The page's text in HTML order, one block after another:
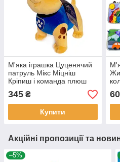
М'яка іграшка Цуценячий
патруль Мікс Міцніш
Кріпиш і команда плюш
Україна 20*8*17см (00113-
94)
345 ₴
Купити
Акційні пропозиції та
–5%